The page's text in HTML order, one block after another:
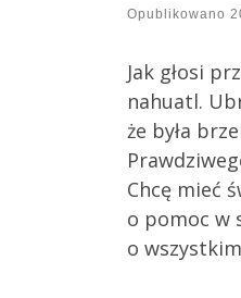
Opublikowano
Jak głosi
nahuatl.
że była
Chcę mieć
o pomoc w
o